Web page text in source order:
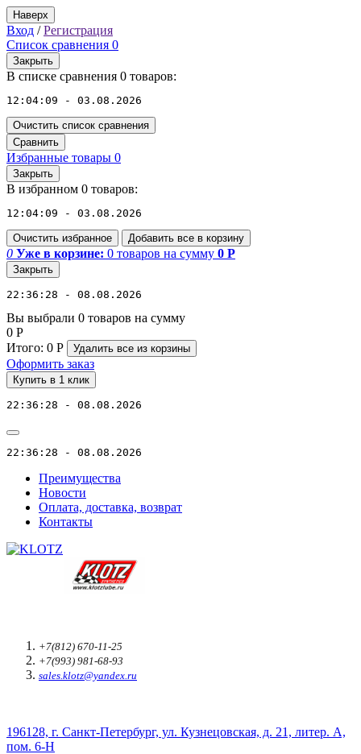
Наверх
Вход /Регистрация
Список сравнения 0
Закрыть
В списке сравнения 0 товаров:
12:04:09 - 03.08.2026
Очистить список сравнения
Сравнить
Избранные товары 0
Закрыть
В избранном 0 товаров:
12:04:09 - 03.08.2026
Очистить избранное Добавить все в корзину
0 Уже в корзине: 0 товаров на сумму 0 Р
Закрыть
22:36:28 - 08.08.2026
Вы выбрали 0 товаров на сумму
0 Р
Итого: 0 Р Удалить все из корзины
Оформить заказ
Купить в 1 клик
22:36:28 - 08.08.2026
22:36:28 - 08.08.2026
Преимущества
Новости
Оплата, доставка, возврат
Контакты
+7(812) 670-11-25
+7(993) 981-68-93
sales.klotz@yandex.ru
196128, г. Санкт-Петербург, ул. Кузнецовская, д. 21, литер. А,
пом. 6-Н